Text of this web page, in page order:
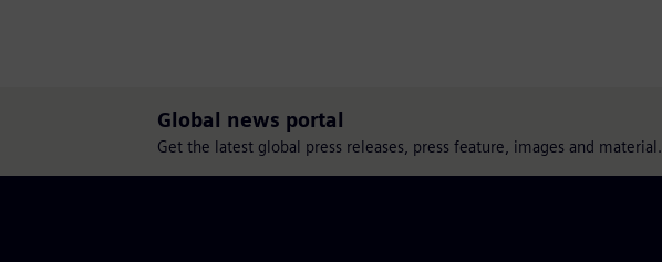
Global news portal
Get the latest global press releases, press feature, images and material.